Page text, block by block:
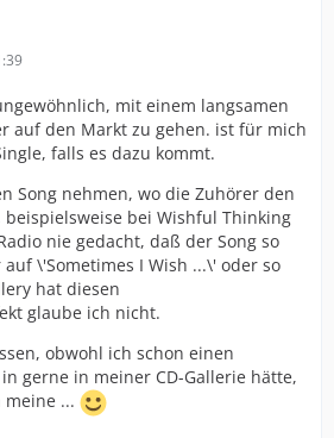
mit einem langsamen
auf den Markt zu gehen. ist für mich
falls es dazu kommt.
Song nehmen, wo die Zuhörer den
bei Wishful Thinking
nie gedacht, daß der Song so
\'Sometimes I Wish ...\' oder so
hat diesen
glaube ich nicht.
obwohl ich schon einen
gerne in meiner CD-Gallerie hätte,
...